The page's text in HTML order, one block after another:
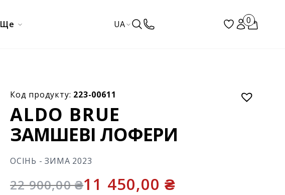
Ще UA 0
ОСІНЬ - ЗИМА 2023
ALDO BRUE
Код продукту: 223-00611
ЗАМШЕВІ ЛОФЕРИ
22 900,00₴11 450,00₴